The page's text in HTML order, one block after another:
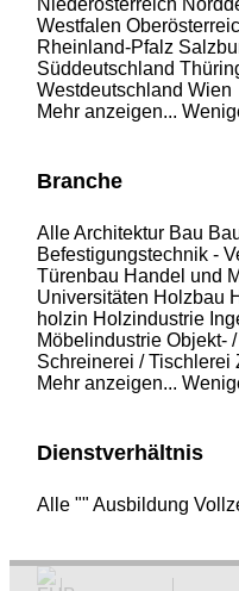
Niederösterreich
Westfalen
Rheinland-Pfalz
Süddeutschland
Westdeutschland Wien
Mehr anzeigen...
Branche
AlleArchitektur Bau
Befestigungstechnik -
Türenbau Handel und
Universitäten Holzbau
holzin Holzindustrie
Möbelindustrie Objekt-
Schreinerei / Tischlerei
Mehr anzeigen...
Dienstverhältnis
Alle "" Ausbildung